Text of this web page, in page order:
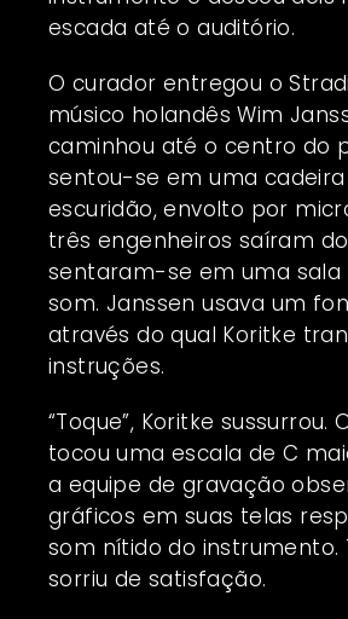
escada até o auditório.
O curador entregou o
músico holandês Wim
caminhou até o centro do
sentou-se em uma
escuridão, envolto por
três engenheiros saíram
sentaram-se em uma sala
som. Janssen usava um
através do qual Koritke
instruções.
“Toque”, Koritke sussurrou.
tocou uma escala de C
a equipe de gravação
gráficos em suas telas
som nítido do instrumento.
sorriu de satisfação.